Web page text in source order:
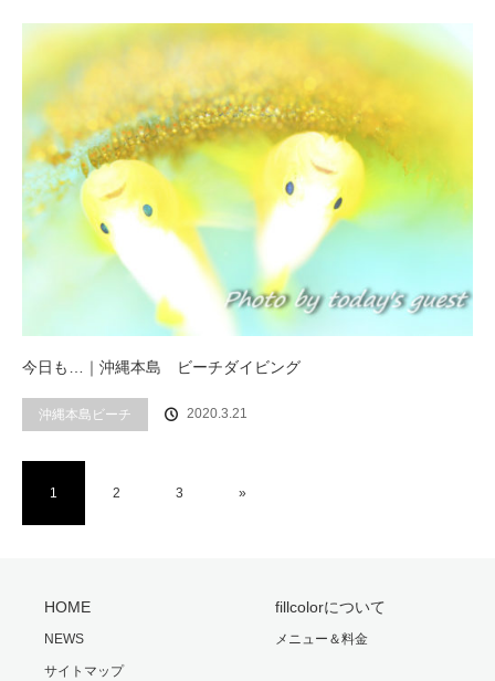
今日も…｜沖縄本島 ビーチダイビング
沖縄本島ビーチ 2020.3.21
1 2 3 »
HOME
NEWS
サイトマップ
fillcolorについて
メニュー＆料金